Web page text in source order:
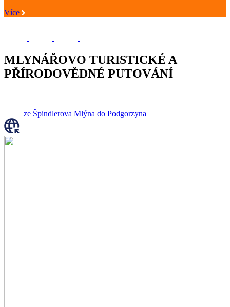
Více
MLYNÁŘOVO TURISTICKÉ A
PŘÍRODOVĚDNÉ PUTOVÁNÍ
ze Špindlerova Mlýna do Podgorzyna